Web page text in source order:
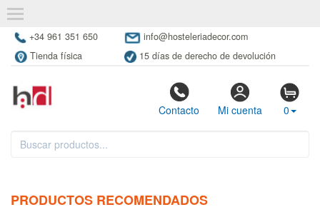
+34 961 351 650
info@hosteleriadecor.com
Tienda física
15 días de derecho de devolución
Contacto Mi cuenta 0
PRODUCTOS RECOMENDADOS